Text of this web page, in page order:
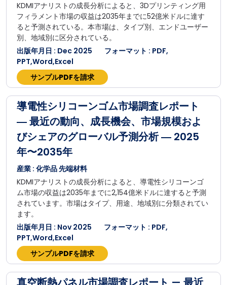
KDMIアナリストの成長分析によると、3Dプリンティング用
フィラメント市場の収益は2035年までに52億米ドルに達す
ると予測されている。本市場は、タイプ別、エンドユーザー
別、地域別に区分されている。
出版年月日 : Dec 2025
フォーマット : PDF,
PPT,Word,Excel
サンプルPDFを請求
導電性シリコーンゴム市場調査レポート
― 最近の動向、成長機会、市場規模およ
びシェアのグローバル予測分析 ― 2025
年〜2035年
産業 : 化学品 先端材料
KDMIアナリストの成長分析によると、導電性シリコーンゴ
ム市場の収益は2035年までに2,154億米ドルに達すると予測
されています。市場はタイプ、用途、地域別に分類されてい
ます。
出版年月日 : Nov 2025
フォーマット : PDF,
PPT,Word,Excel
サンプルPDFを請求